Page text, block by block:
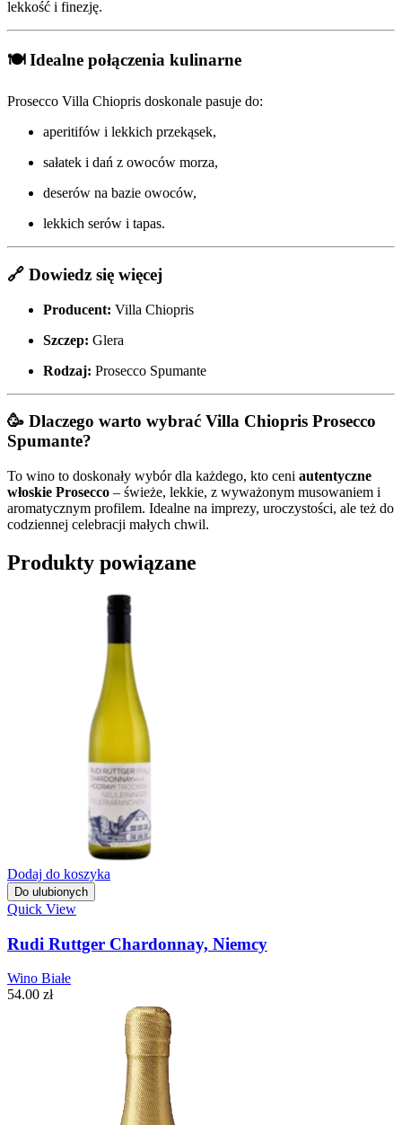
lekkość i finezję.
🍽️Idealne połączenia kulinarne
Prosecco Villa Chiopris doskonale pasuje do:
aperitifów i lekkich przekąsek,
sałatek i dań z owoców morza,
deserów na bazie owoców,
lekkich serów i tapas.
🔗 Dowiedz się więcej
Producent: Villa Chiopris
Szczep: Glera
Rodzaj: Prosecco Spumante
🥳 Dlaczego warto wybrać Villa Chiopris Prosecco
Spumante?
To wino to doskonały wybór dla każdego, kto ceni autentyczne
włoskie Prosecco – świeże, lekkie, z wyważonym musowaniem i
aromatycznym profilem. Idealne na imprezy, uroczystości, ale też do
codziennej celebracji małych chwil.
Produkty powiązane
Dodaj do koszyka
Do ulubionych
Quick View
Rudi Ruttger Chardonnay, Niemcy
Wino Białe
54.00 zł